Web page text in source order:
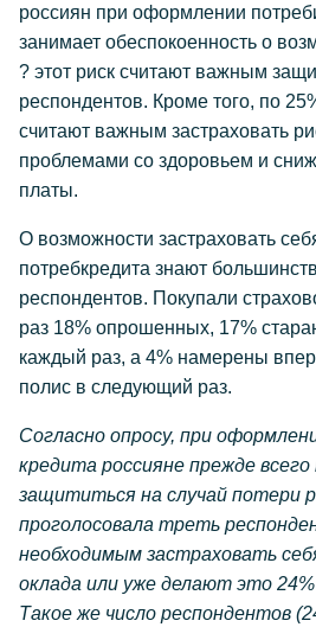
россиян при оформлении
занимает обеспокоенность о
? этот риск считают важным
респондентов. Кроме того, по
считают важным застраховать
проблемами со здоровьем и
платы.
О возможности застраховать
потребкредита знают
респондентов. Покупали
раз 18% опрошенных, 17%
каждый раз, а 4% намерены
полис в следующий раз.
Согласно опросу, при
кредита россияне прежде
защититься на случай потери
проголосовала треть
необходимым застраховать
оклада или уже делают это
Такое же число респондентов